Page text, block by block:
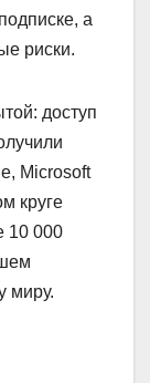
а
риски.
доступ
Microsoft
круге
10 000
миру.